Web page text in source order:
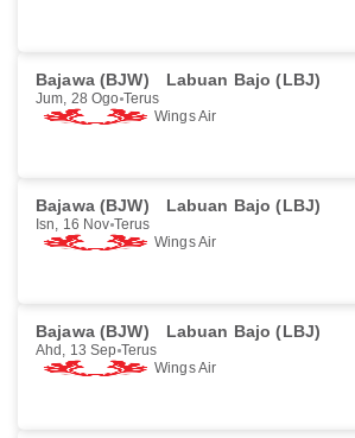
Bajawa (BJW) Labuan Bajo (LBJ)
Jum, 28 Ogo Terus
Wings Air
Bajawa (BJW) Labuan Bajo (LBJ)
Isn, 16 Nov Terus
Wings Air
Bajawa (BJW) Labuan Bajo (LBJ)
Ahd, 13 Sep Terus
Wings Air